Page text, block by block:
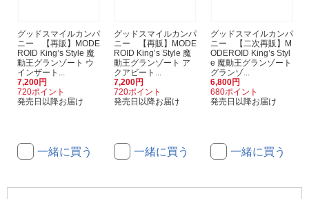
グッドスマイルカンパ
ニー 【再販】MODE
ROID King’s Style 魔
動王グランゾート ウ
インザート...
7,200円
720ポイント
発売日以降お届け
一緒に買う
グッドスマイルカンパ
ニー 【再販】MODE
ROID King’s Style 魔
動王グランゾート ア
クアビート...
7,200円
720ポイント
発売日以降お届け
一緒に買う
グッドスマイルカンパ
ニー 【二次再販】M
ODEROID King’s Styl
e 魔動王グランゾート
グランゾ...
6,800円
680ポイント
発売日以降お届け
一緒に買う